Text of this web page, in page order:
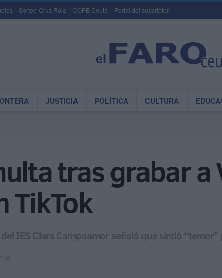
Sorteo Cruz Roja COPE Ceuta Portal del suscriptor
JUSTICIA POLÍTICA CULTURA
tras grabar
TikTok
IES Clara Campoamor señaló que sintió “temor”